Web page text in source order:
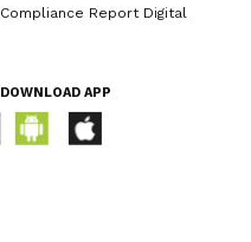
Compliance Report Digital
DOWNLOAD APP